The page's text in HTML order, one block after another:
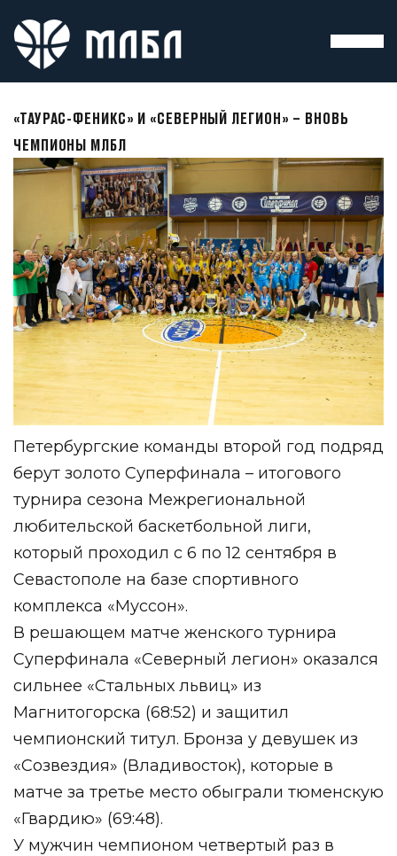
«ТАУРАС-ФЕНИКС» И «СЕВЕРНЫЙ ЛЕГИОН» – ВНОВЬ
ЧЕМПИОНЫ МЛБЛ
Петербургские команды второй год подряд
берут золото Суперфинала – итогового
турнира сезона Межрегиональной
любительской баскетбольной лиги,
который проходил с 6 по 12 сентября в
Севастополе на базе спортивного
комплекса «Муссон».
В решающем матче женского турнира
Суперфинала «Северный легион» оказался
сильнее «Стальных львиц» из
Магнитогорска (68:52) и защитил
чемпионский титул. Бронза у девушек из
«Созвездия» (Владивосток), которые в
матче за третье место обыграли тюменскую
«Гвардию» (69:48).
У мужчин чемпионом четвертый раз в